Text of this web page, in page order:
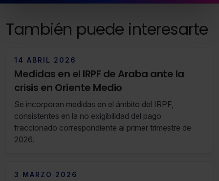
en la web sea óptima
todas las cookies excepto aquellas imprescindibles.
configurar
no seleccionas ninguna utilizaremos las que sean
indispensables para la navegación.
Saber más acerca de las cookies
También puede interesarte
14 ABRIL 2026
Medidas en el IRPF de Araba ante la
crisis en Oriente Medio
Se incorporan medidas en el ámbito del IRPF,
consistentes en la no exigibilidad del pago
fraccionado correspondiente al primer trimestre de
2026.
3 MARZO 2026